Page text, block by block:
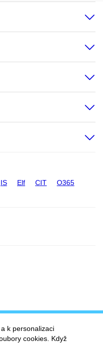
IS Elf CIT O365
k personalizaci
cookies. Když